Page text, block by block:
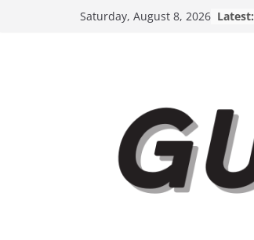
Saturday, August 8, 2026 Latest: